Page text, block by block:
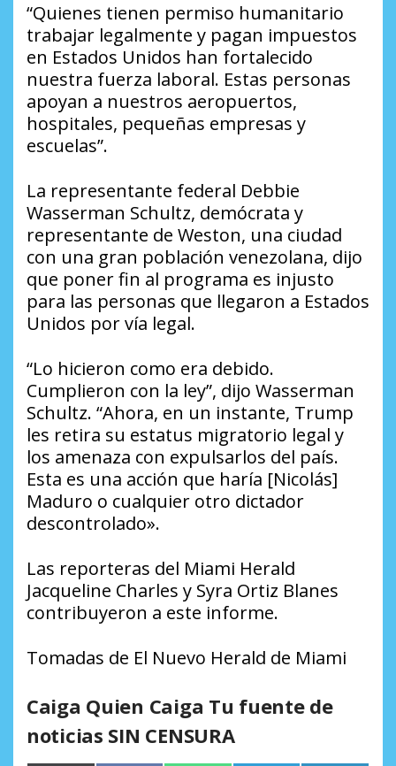
“Quienes tienen permiso humanitario
trabajar legalmente y pagan impuestos
en Estados Unidos han fortalecido
nuestra fuerza laboral. Estas personas
apoyan a nuestros aeropuertos,
hospitales, pequeñas empresas y
escuelas”.
La representante federal Debbie
Wasserman Schultz, demócrata y
representante de Weston, una ciudad
con una gran población venezolana, dijo
que poner fin al programa es injusto
para las personas que llegaron a Estados
Unidos por vía legal.
“Lo hicieron como era debido.
Cumplieron con la ley”, dijo Wasserman
Schultz. “Ahora, en un instante, Trump
les retira su estatus migratorio legal y
los amenaza con expulsarlos del país.
Esta es una acción que haría [Nicolás]
Maduro o cualquier otro dictador
descontrolado».
Las reporteras del Miami Herald
Jacqueline Charles y Syra Ortiz Blanes
contribuyeron a este informe.
Tomadas de El Nuevo Herald de Miami
Caiga Quien Caiga Tu fuente de
noticias SIN CENSURA